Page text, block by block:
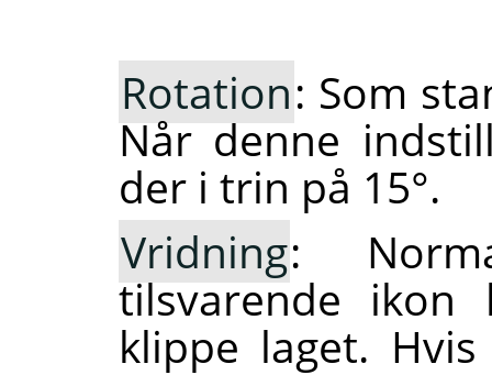
Rotation: Som
Når denne
der i trin på 15°.
Vridning:
tilsvarende
klippe laget.